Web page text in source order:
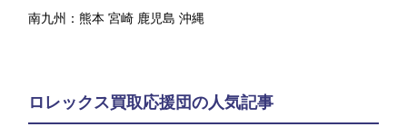
南九州：熊本 宮崎 鹿児島 沖縄
ロレックス買取応援団の人気記事